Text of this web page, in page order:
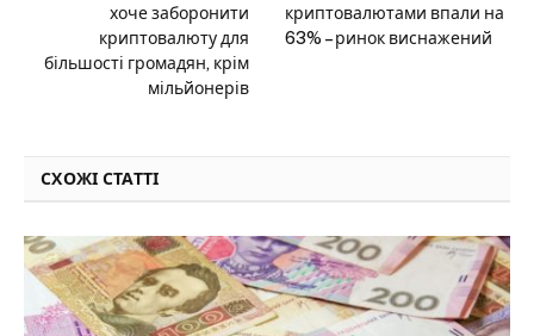
хоче заборонити
криптовалюту для
більшості громадян, крім
мільйонерів
криптовалютами впали на
63% – ринок виснажений
СХОЖІ СТАТТІ